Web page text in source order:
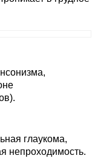
глаукома,
непроходимость.